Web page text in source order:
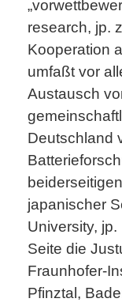
research, jp.
Kooperation
umfaßt vor
Austausch
Deutschland
japanischer
University,
Seite die
Fraunhofer-
Pfinztal,